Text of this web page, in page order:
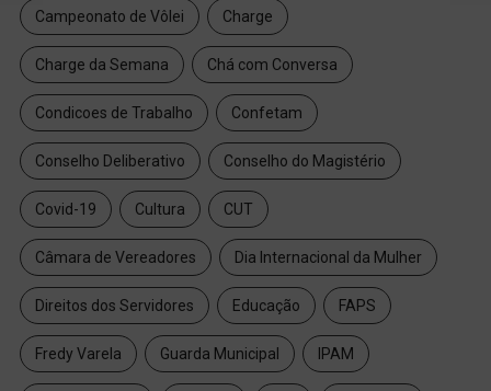
Campeonato de Vôlei Charge
Charge da Semana Chá com Conversa
Condicoes de Trabalho Confetam
Conselho Deliberativo Conselho do Magistério
Covid-19 Cultura CUT
Câmara de Vereadores Dia Internacional da Mulher
Direitos dos Servidores Educação FAPS
Fredy Varela Guarda Municipal IPAM